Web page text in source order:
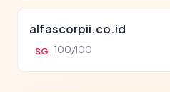
alfascorpii.co.id
SG 100/100